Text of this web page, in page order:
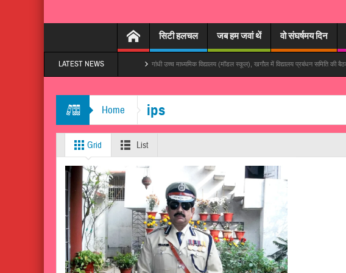
सिटी हलचल जब हम जवां थें वो संघर्षमय दिन
LATEST NEWS
बनारस बना दs’, तेजी से हो रहा वायरल गांधी उच्च माध्यमिक विद्यालय (मॉडल स्कूल), खगौल में विद्यालय प्रबंधन समिति की बैठक संपन्न
Home ips
Grid List